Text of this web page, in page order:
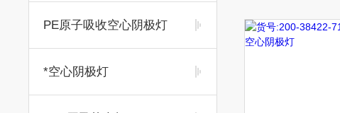
PE原子吸收空心阴极灯
*空心阴极灯